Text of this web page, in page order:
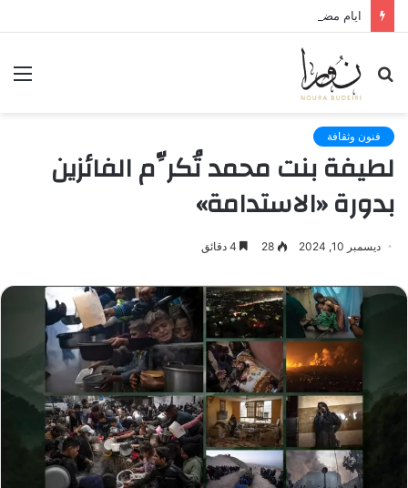
ايام مضت
بحث
عن
فنون وثقافة
لطيفة بنت محمد تُكرِّم الفائزين
بدورة «الاستدامة»
ديسمبر 10, 2024 28